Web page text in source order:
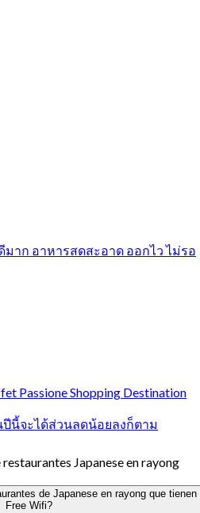
าก อาหารสดสะอาด ออกไว ไม่รอ
Passione Shopping Destination
นี้จะได้ส่วนลดน้อยลงก็ตาม
Japanese en rayong
de Japanese en rayong que tienen
Free Wifi?